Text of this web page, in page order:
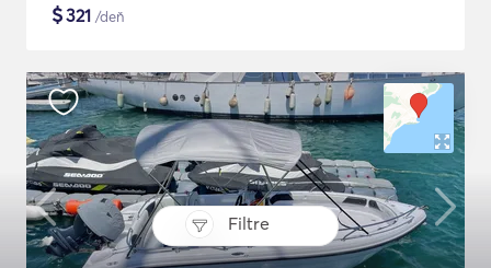
Filtre
$321 /deň